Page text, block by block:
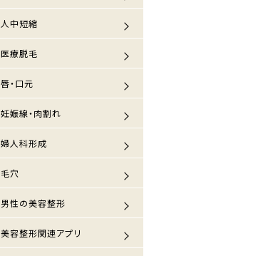
人中短縮
医療脱毛
唇・口元
妊娠線・肉割れ
婦人科形成
毛穴
男性の美容整形
美容整形関連アプリ